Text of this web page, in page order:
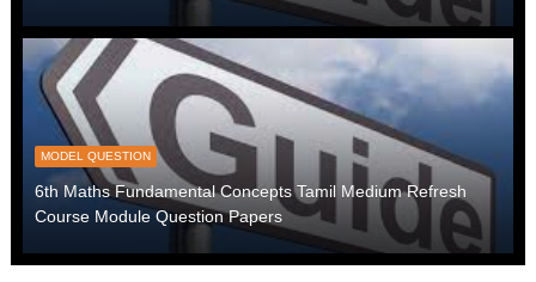
MODEL QUESTION
6th Maths Fundamental Concepts Tamil Medium Refresh
Course Module Question Papers